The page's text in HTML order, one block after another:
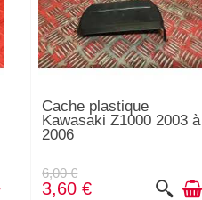
Cache plastique
Kawasaki Z1000 2003 à
2006
6,00 €
3,60 €